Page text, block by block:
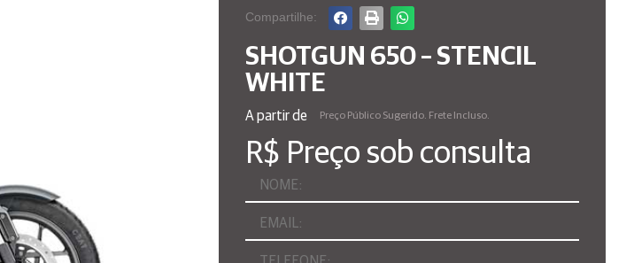
Compartilhe:
SHOTGUN 650 – STENCIL
WHITE
A partir de Preço Público Sugerido. Frete Incluso.
R$ Preço sob consulta